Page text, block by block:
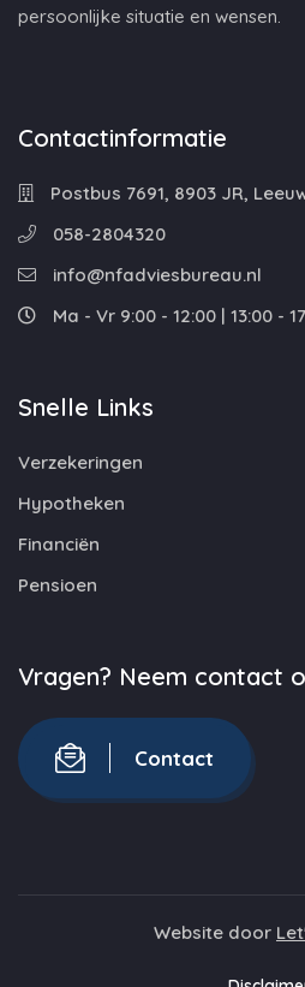
persoonlijke situatie en wensen.
Contactinformatie
Postbus 7691, 8903 JR,
058-2804320
info@nfadviesbureau.nl
Ma - Vr 9:00 - 12:00 | 13:00 -
Snelle Links
Verzekeringen
Hypotheken
Financiën
Pensioen
Vragen? Neem contact
Contact
Website door